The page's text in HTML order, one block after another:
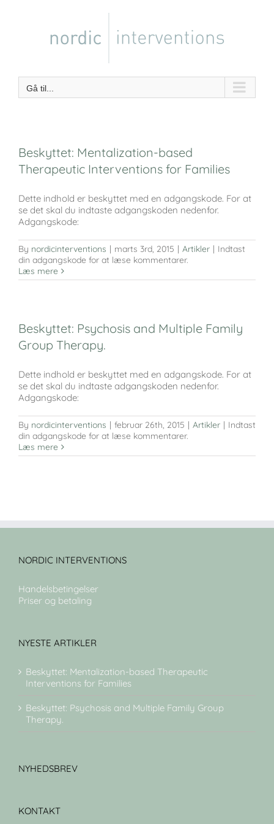
Gå til...
Beskyttet: Mentalization-based
Therapeutic Interventions for Families
Dette indhold er beskyttet med en adgangskode. For at
se det skal du indtaste adgangskoden nedenfor.
Adgangskode:
By nordicinterventions | marts 3rd, 2015 | Artikler | Indtast
din adgangskode for at læse kommentarer.
Læs mere
Beskyttet: Psychosis and Multiple Family
Group Therapy.
Dette indhold er beskyttet med en adgangskode. For at
se det skal du indtaste adgangskoden nedenfor.
Adgangskode:
By nordicinterventions | februar 26th, 2015 | Artikler | Indtast
din adgangskode for at læse kommentarer.
Læs mere
NORDIC INTERVENTIONS
Handelsbetingelser
Priser og betaling
NYESTE ARTIKLER
Beskyttet: Mentalization-based Therapeutic
Interventions for Families
Beskyttet: Psychosis and Multiple Family Group
Therapy.
NYHEDSBREV
KONTAKT